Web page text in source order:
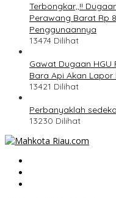
Terbongkar,,!!
Perawang Barat Rp
Penggunaannya
13474 Dilihat
Gawat Dugaan HGU
Bara Api Akan Lapor
13421 Dilihat
Perbanyaklah
13230 Dilihat